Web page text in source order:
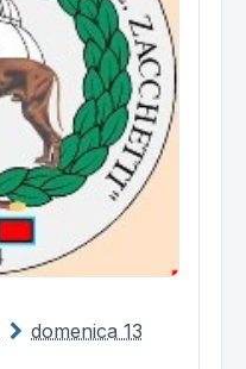
domenica 13